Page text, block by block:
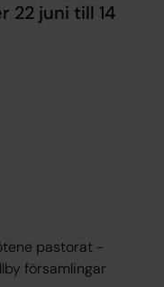
22 juni till 14
pastorat -
församlingar